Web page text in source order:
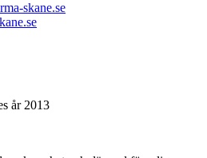
skane.se
år 2013